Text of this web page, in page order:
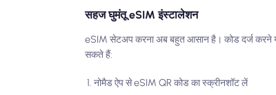
सहज घुमंतू eSIM इंस्टालेशन
eSIM सेटअप करना अब बहुत आसान है। कोड दर्ज करने
सकते हैं:
नोमैड ऐप से eSIM QR कोड का स्क्रीनशॉट लें